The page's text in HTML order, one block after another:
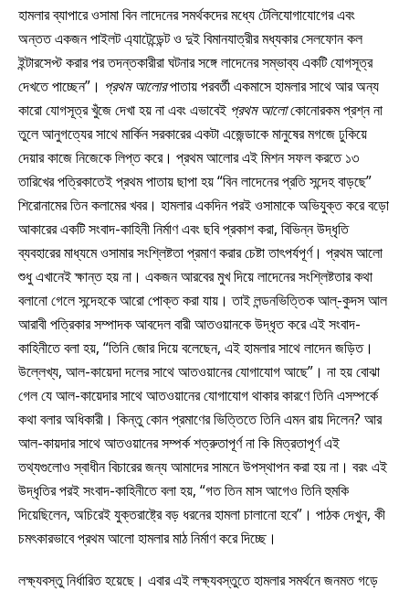
হামলার ব্যাপারে ওসামা বিন লাদেনের সমর্থকদের মধ্যে টেলিযোগাযোগের এবং
অন্তত একজন পাইলট এ্যাটেন্ডেন্ট ও দুই বিমানযাত্রীর মধ্যকার সেলফোন কল
ইন্টারসেপ্ট করার পর তদন্তকারীরা ঘটনার সঙ্গে লাদেনের সম্ভাব্য একটি যোগসূত্র
দেখতে পাচ্ছেন”। প্রথম আলোরপাতায় পরবর্তী একমাসে হামলার সাথে আর অন্য
কারো যোগসূত্র খুঁজে দেখা হয় না এবং এভাবেই প্রথম আলোকোনোরকম প্রশ্ন না
তুলে আনুগত্যের সাথে মার্কিন সরকারের একটা এজেন্ডাকে মানুষের মগজে ঢুকিয়ে
দেয়ার কাজে নিজেকে লিপ্ত করে। প্রথম আলোর এই মিশন সফল করতে ১৩
তারিখের পত্রিকাতেই প্রথম পাতায় ছাপা হয় “বিন লাদেনের প্রতি সন্দেহ বাড়ছে”
শিরোনামের তিন কলামের খবর। হামলার একদিন পরই ওসামাকে অভিযুক্ত করে বড়ো
আকারের একটি সংবাদ-কাহিনী নির্মাণ এবং ছবি প্রকাশ করা, বিভিন্ন উদ্ধৃতি
ব্যবহারের মাধ্যমে ওসামার সংশ্লিষ্টতা প্রমাণ করার চেষ্টা তাৎপর্যপূর্ণ। প্রথম আলো
শুধু এখানেই ক্ষান্ত হয় না। একজন আরবের মুখ দিয়ে লাদেনের সংশ্লিষ্টতার কথা
বলানো গেলে সন্দেহকে আরো পোক্ত করা যায়। তাই লন্ডনভিত্তিক আল্-কুদস আল
আরাবী পত্রিকার সম্পাদক আবদেল বারী আতওয়ানকে উদ্ধৃত করে এই সংবাদ-
কাহিনীতে বলা হয়, “তিনি জোর দিয়ে বলেছেন, এই হামলার সাথে লাদেন জড়িত।
উল্লেখ্য, আল-কায়েদা দলের সাথে আতওয়ানের যোগাযোগ আছে”। না হয় বোঝা
গেল যে আল-কায়েদার সাথে আতওয়ানের যোগাযোগ থাকার কারণে তিনি এসম্পর্কে
কথা বলার অধিকারী। কিন্তু কোন প্রমাণের ভিত্তিতে তিনি এমন রায় দিলেন? আর
আল-কায়দার সাথে আতওয়ানের সম্পর্ক শত্রুতাপূর্ণ না কি মিত্রতাপূর্ণ এই
তথ্যগুলোও স্বাধীন বিচারের জন্য আমাদের সামনে উপস্থাপন করা হয় না। বরং এই
উদ্ধৃতির পরই সংবাদ-কাহিনীতে বলা হয়, “গত তিন মাস আগেও তিনি হুমকি
দিয়েছিলেন, অচিরেই যুক্তরাষ্ট্রে বড় ধরনের হামলা চালানো হবে”। পাঠক দেখুন, কী
চমৎকারভাবে প্রথম আলো হামলার মাঠ নির্মাণ করে দিচ্ছে।
লক্ষ্যবস্তু নির্ধারিত হয়েছে। এবার এই লক্ষ্যবস্তুতে হামলার সমর্থনে জনমত গড়ে